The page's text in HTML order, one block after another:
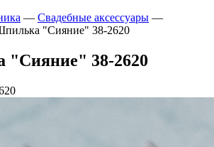
— Свадебные аксессуары —
"Сияние" 38-2620
"Сияние" 38-2620